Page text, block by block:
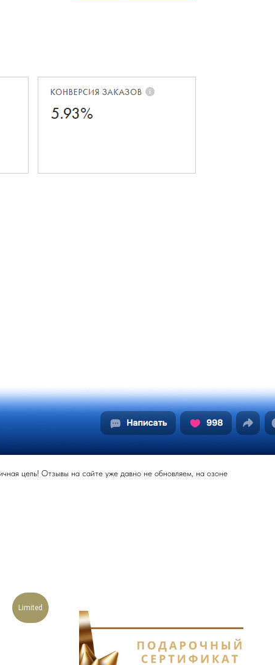
цель! Отзывы на сайте уже давно не обновляем, на озоне
Limited